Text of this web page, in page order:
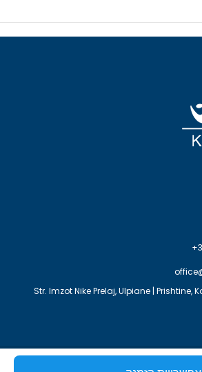
Str. Imzot Nike Prelaj, Ulpiane | Prishtine,